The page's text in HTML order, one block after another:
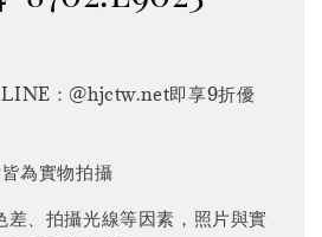
LINE：@hjctw.net即享9折優
為實物拍攝
差、拍攝光線等因素，照片與實